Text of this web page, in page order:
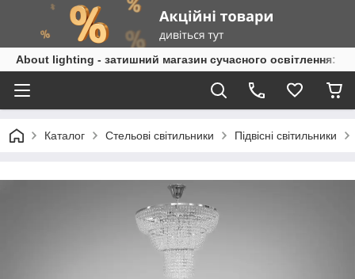
About lighting - затишний магазин сучасного освітлення:
Каталог Стельові світильники Підвісні світильники